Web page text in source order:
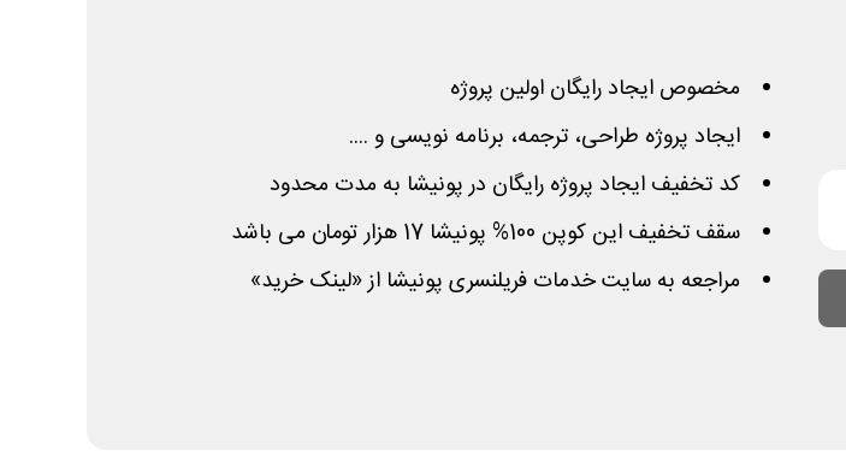
مخصوص ایجاد رایگان اولین پروژه
ایجاد پروژه طراحی، ترجمه، برنامه نویسی و ....
کد تخفیف ایجاد پروژه رایگان در پونیشا به مدت محدود
سقف تخفیف این کوپن 100% پونیشا 17 هزار تومان می باشد
مراجعه به سایت خدمات فریلنسری پونیشا از «لینک خرید»